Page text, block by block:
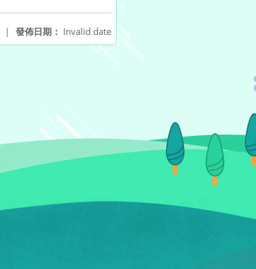
發佈日期： Invalid date
|